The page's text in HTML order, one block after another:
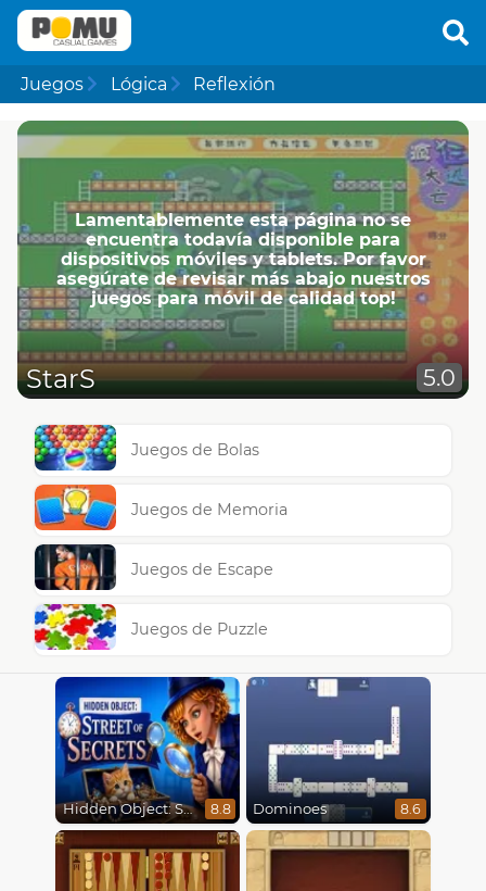
Juegos Lógica Reflexión
Lamentablemente esta página no se
encuentra todavía disponible para
dispositivos móviles y tablets. Por favor
asegúrate de revisar más abajo nuestros
juegos para móvil de calidad top!
StarS 5.0
Juegos de Bolas
Juegos de Memoria
Juegos de Escape
Juegos de Puzzle
Hidden Object: Street Of Secrets 8.8 Dominoes 8.6